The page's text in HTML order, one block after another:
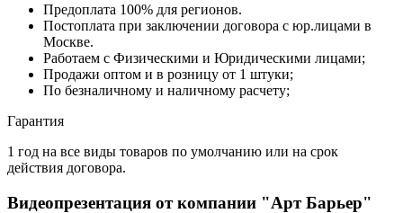
Предоплата 100% для регионов.
Постоплата при заключении договора с юр.лицами в
Москве.
Работаем с Физическими и Юридическими лицами;
Продажи оптом и в розницу от 1 штуки;
По безналичному и наличному расчету;
Гарантия
1 год на все виды товаров по умолчанию или на срок
действия договора.
Видеопрезентация от компании "Арт Барьер"